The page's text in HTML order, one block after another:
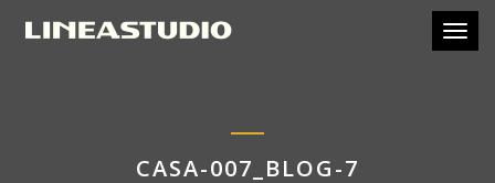
CASA-007_BLOG-7